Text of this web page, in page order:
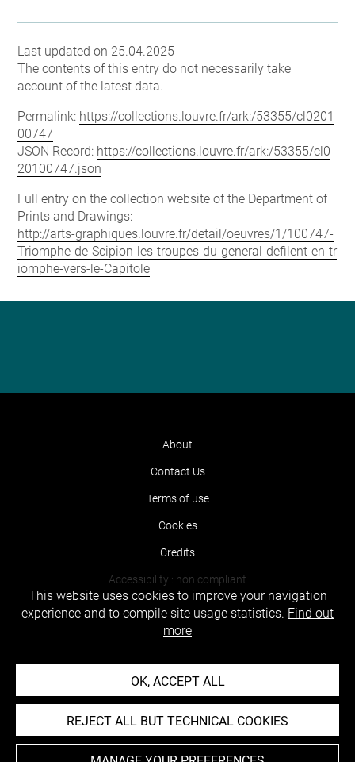
Last updated on 25.04.2025
The contents of this entry do not necessarily take
account of the latest data.
Permalink: https://collections.louvre.fr/ark:/53355/cl0201
00747
JSON Record: https://collections.louvre.fr/ark:/53355/cl0
20100747.json
Full entry on the collection website of the Department of
Prints and Drawings:
http://arts-graphiques.louvre.fr/detail/oeuvres/1/100747-
Triomphe-de-Scipion-les-troupes-du-general-defilent-en-tr
iomphe-vers-le-Capitole
About
Contact Us
Terms of use
Cookies
Credits
Accessibility : non compliant
This website uses cookies to improve your navigation
experience and to compile site usage statistics. Find out
more
OK, ACCEPT ALL
REJECT ALL BUT TECHNICAL COOKIES